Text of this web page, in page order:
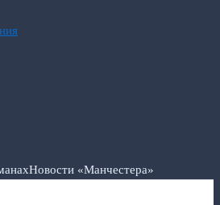
Новости «Манчестера»